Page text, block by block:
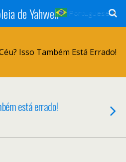
de Yahweh
Isso Também Está Errado!
está errado!
Portuguese ▼